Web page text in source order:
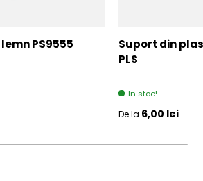
PS9555
Suport din
PLS
In stoc!
Pret initial
De la 6,00 lei